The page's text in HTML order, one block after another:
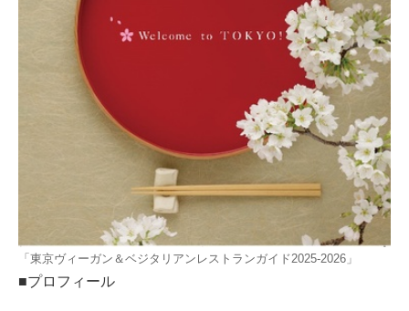
「東京ヴィーガン＆ベジタリアンレストランガイド2025-2026」
■プロフィール